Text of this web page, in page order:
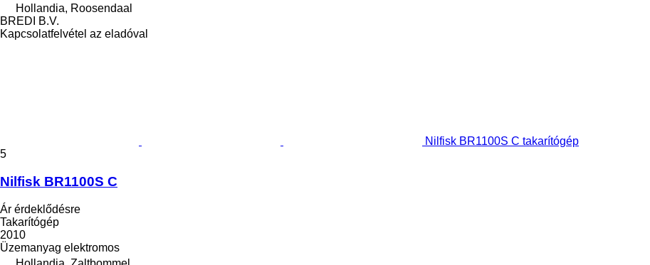
Hollandia, Roosendaal
BREDI B.V.
Kapcsolatfelvétel az eladóval
Nilfisk BR1100S C takarítógép
5
Nilfisk BR1100S C
Ár érdeklődésre
Takarítógép
2010
Üzemanyag elektromos